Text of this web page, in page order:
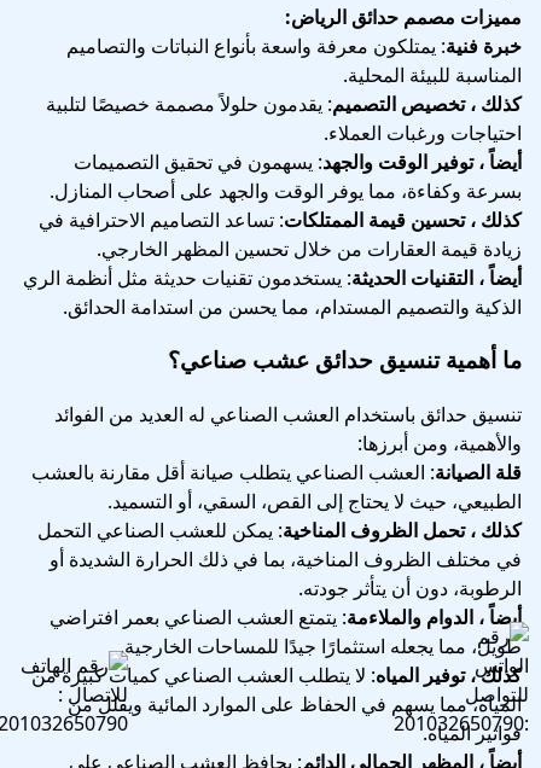
مميزات مصمم حدائق الرياض:
خبرة فنية: يمتلكون معرفة واسعة بأنواع النباتات والتصاميم
المناسبة للبيئة المحلية.
كذلك ، تخصيص التصميم: يقدمون حلولاً مصممة خصيصًا لتلبية
احتياجات ورغبات العملاء.
أيضاً ، توفير الوقت والجهد: يسهمون في تحقيق التصميمات
بسرعة وكفاءة، مما يوفر الوقت والجهد على أصحاب المنازل.
كذلك ، تحسين قيمة الممتلكات: تساعد التصاميم الاحترافية في
زيادة قيمة العقارات من خلال تحسين المظهر الخارجي.
أيضاً ، التقنيات الحديثة: يستخدمون تقنيات حديثة مثل أنظمة الري
الذكية والتصميم المستدام، مما يحسن من استدامة الحدائق.
ما أهمية تنسيق حدائق عشب صناعي؟
تنسيق حدائق باستخدام العشب الصناعي له العديد من الفوائد
والأهمية، ومن أبرزها:
قلة الصيانة: العشب الصناعي يتطلب صيانة أقل مقارنة بالعشب
الطبيعي، حيث لا يحتاج إلى القص، السقي، أو التسميد.
كذلك ، تحمل الظروف المناخية: يمكن للعشب الصناعي التحمل
في مختلف الظروف المناخية، بما في ذلك الحرارة الشديدة أو
الرطوبة، دون أن يتأثر جودته.
أيضاً ، الدوام والملاءمة: يتمتع العشب الصناعي بعمر افتراضي
طويل، مما يجعله استثمارًا جيدًا للمساحات الخارجية.
كذلك ، توفير المياه: لا يتطلب العشب الصناعي كميات كبيرة من
المياه، مما يسهم في الحفاظ على الموارد المائية ويقلل من
فواتير المياه.
أيضاً ، المظهر الجمالي الدائم: يحافظ العشب الصناعي على